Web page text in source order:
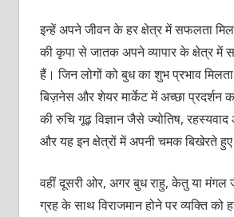
इन्‍हें अपने जीवन के हर क्षेत्र में सफलता
की कृपा से जातक अपने व्‍यापार के क्षेत्र में
हैं। जिन लोगों को बुध का शुभ प्रभाव
बिज़नेस और शेयर मार्केट में अच्‍छा प्रदर्शन
की रुचि गूढ़ विज्ञान जैसे ज्योतिष,
और यह इन क्षेत्रों में अपनी चमक बिखेरते
वहीं दूसरी ओर, अगर बुध राहु, केतु या
ग्रह के साथ विराजमान होने पर व्‍यक्‍ति को